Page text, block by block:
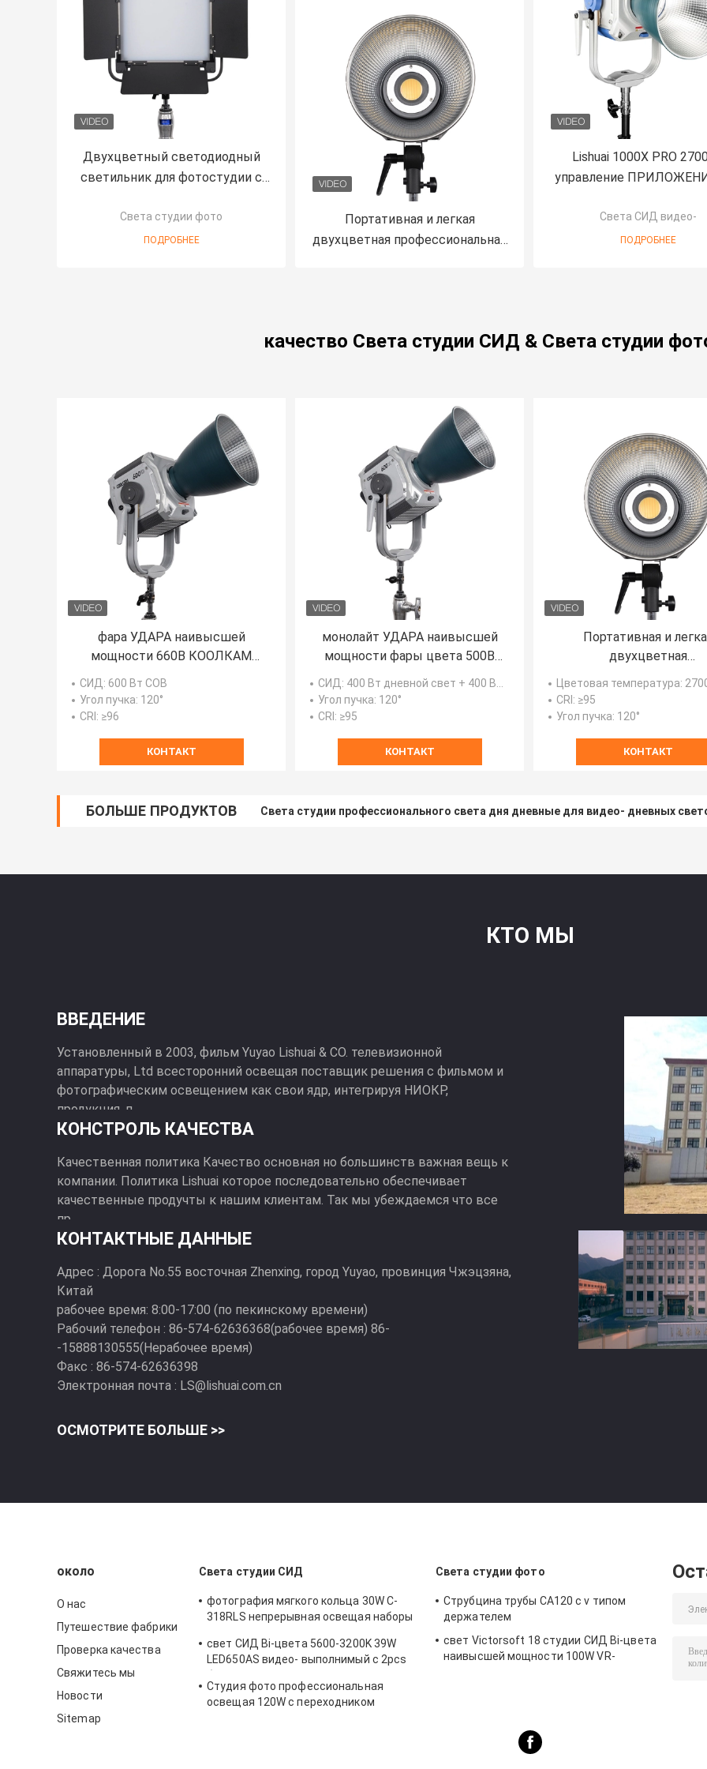
Двухцветный светодиодный
светильник для фотостудии с
COOLCAM P60
Света студии фото
ПОДРОБНЕЕ
Портативная и легкая
двухцветная профессиональная
Lishuai 1000X PRO
управление
наивысшей
доказательства
Света СИД видео-
ПОДРОБНЕЕ
качество Света студии СИД & Света студии
фара УДАРА наивысшей
мощности 660В КООЛКАМ
600Д для фотографического/
кино
СИД : 600 Вт COB
Угол пучка: 120°
CRI : ≥96
КОНТАКТ
монолайт УДАРА наивысшей
мощности фары цвета 500В
КООЛКАМ 600С Би для
фотографического/кино
СИД : 400 Вт дневной свет + 400 Вт вольфрам
Угол пучка: 120°
CRI : ≥95
КОНТАКТ
Портативная и
двухцветная
профессиональная
заполняющая
Coolcam 200X, 220 Вт
Цветовая температура: 2700K
CRI : ≥95
Угол пучка: 120°
КОНТАКТ
БОЛЬШЕ ПРОДУКТОВ Света студии профессионального света дня дневные для видео- дневных
КТО МЫ
ВВЕДЕНИЕ
Установленный в 2003, фильм Yuyao Lishuai & CO. телевизионной
аппаратуры, Ltd всесторонний освещая поставщик решения с фильмом и
фотографическим освещением как свои ядр, интегрируя НИОКР,
продукция, п...
КОНСТРОЛЬ КАЧЕСТВА
Качественная политика Качество основная но большинств важная вещь к
компании. Политика Lishuai которое последовательно обеспечивает
качественные продучты к нашим клиентам. Так мы убеждаемся что все
пр...
КОНТАКТНЫЕ ДАННЫЕ
Адрес : Дорога No.55 восточная Zhenxing, город Yuyao, провинция Чжэцзяна,
Китай
рабочее время: 8:00-17:00 (по пекинскому времени)
Рабочий телефон : 86-574-62636368(рабочее время) 86-
-15888130555(Нерабочее время)
Факс : 86-574-62636398
Электронная почта : LS@lishuai.com.cn
ОСМОТРИТЕ БОЛЬШЕ >>
около
О нас
Путешествие фабрики
Проверка качества
Свяжитесь мы
Новости
Sitemap
Света студии СИД
фотография мягкого кольца 30W C-
318RLS непрерывная освещая наборы
приведенные для фотографии
свет СИД Bi-цвета 5600-3200K 39W
LED650AS видео- выполнимый с 2pcs
Студия фото профессиональная
освещая 120W с переходником
Света студии фото
Струбцина трубы CA120 с v типом
держателем
свет Victorsoft 18 студии СИД Bi-цвета
наивысшей мощности 100W VR-